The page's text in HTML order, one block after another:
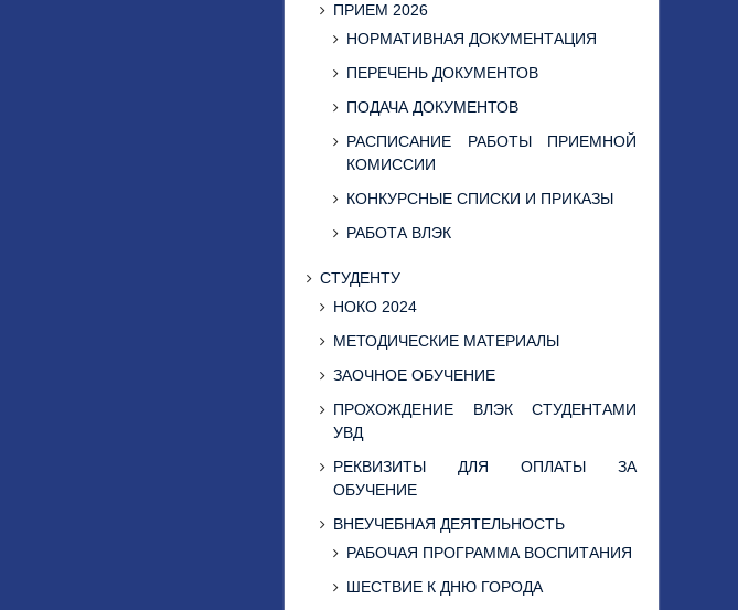
ПРИЕМ 2026
НОРМАТИВНАЯ ДОКУМЕНТАЦИЯ
ПЕРЕЧЕНЬ ДОКУМЕНТОВ
ПОДАЧА ДОКУМЕНТОВ
РАСПИСАНИЕ РАБОТЫ ПРИЕМНОЙ
КОМИССИИ
КОНКУРСНЫЕ СПИСКИ И ПРИКАЗЫ
РАБОТА ВЛЭК
СТУДЕНТУ
НОКО 2024
МЕТОДИЧЕСКИЕ МАТЕРИАЛЫ
ЗАОЧНОЕ ОБУЧЕНИЕ
ПРОХОЖДЕНИЕ ВЛЭК СТУДЕНТАМИ
УВД
РЕКВИЗИТЫ ДЛЯ ОПЛАТЫ ЗА
ОБУЧЕНИЕ
ВНЕУЧЕБНАЯ ДЕЯТЕЛЬНОСТЬ
РАБОЧАЯ ПРОГРАММА ВОСПИТАНИЯ
ШЕСТВИЕ К ДНЮ ГОРОДА